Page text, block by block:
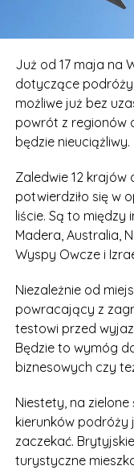
Już od 17 maja na
dotyczące
możliwe już bez
powrót z regionów
będzie nieuciążliwy.
Zaledwie 12 krajów
potwierdziło się w
liście. Są to między
Madera, Australia,
Wyspy Owcze i
Niezależnie od
powracający z
testowi przed
Będzie to wymóg
biznesowych czy
Niestety, na
kierunków podróży
zaczekać.
turystyczne